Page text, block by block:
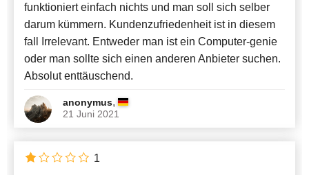
funktioniert einfach nichts und man soll sich selber
darum kümmern. Kundenzufriedenheit ist in diesem
fall Irrelevant. Entweder man ist ein Computer-genie
oder man sollte sich einen anderen Anbieter suchen.
Absolut enttäuschend.
anonymus,
21 Juni 2021
1